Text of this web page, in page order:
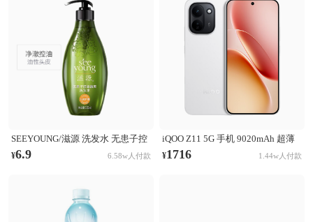
SEEYOUNG/滋源 洗发水 无患子控
油清爽洗发水 无硅油 【油性】无
¥6.9 6.58w人付款
iQOO Z11 5G 手机 9020mAh 超薄
青海电池 165Hz护眼屏 学生 电竞
¥1716 1.44w人付款